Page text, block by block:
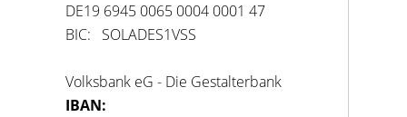
DE19 6945 0065 0004 0001 47
BIC: SOLADES1VSS
Volksbank eG - Die Gestalterbank
IBAN: